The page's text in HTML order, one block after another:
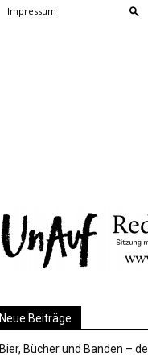
Impressum
Neue Beiträge
Bier, Bücher und Banden –